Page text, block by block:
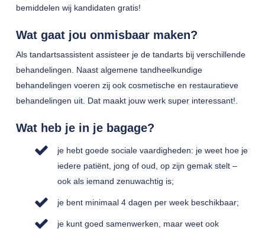
bemiddelen wij kandidaten gratis!
Wat gaat jou onmisbaar maken?
Als tandartsassistent assisteer je de tandarts bij verschillende
behandelingen. Naast algemene tandheelkundige
behandelingen voeren zij ook cosmetische en restauratieve
behandelingen uit. Dat maakt jouw werk super interessant!.
Wat heb je in je bagage?
je hebt goede sociale vaardigheden: je weet hoe je
iedere patiënt, jong of oud, op zijn gemak stelt –
ook als iemand zenuwachtig is;
je bent minimaal 4 dagen per week beschikbaar;
je kunt goed samenwerken, maar weet ook